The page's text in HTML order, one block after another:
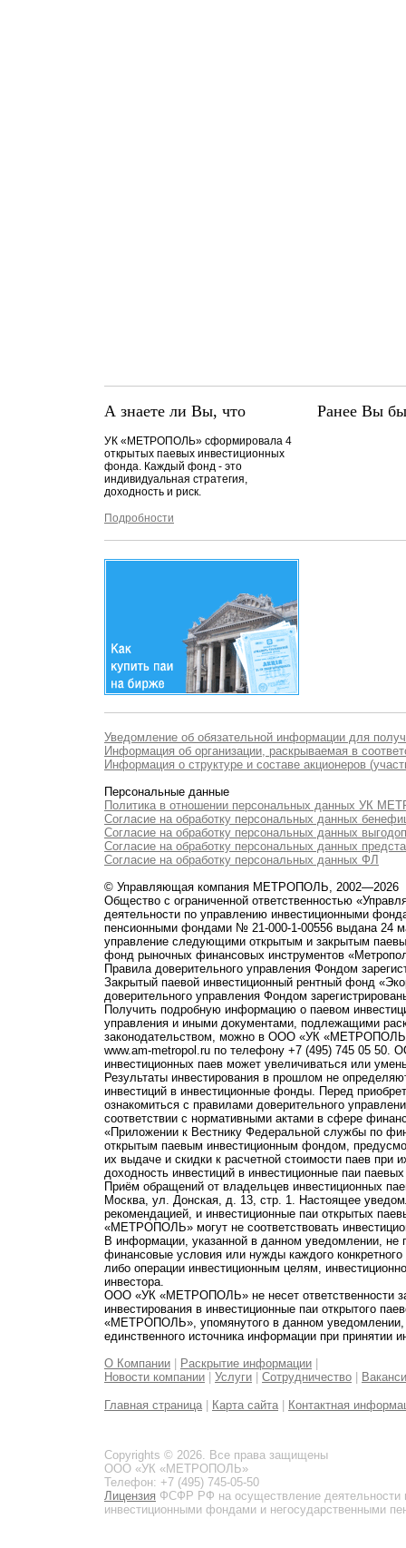
А знаете ли Вы, что
УК «МЕТРОПОЛЬ» сформировала 4
открытых паевых инвестиционных
фонда. Каждый фонд - это
индивидуальная стратегия,
доходность и риск.
Подробности
Ранее Вы
Уведомление об обязательной информации для
Информация об организации, раскрываемая в
Информация о структуре и составе акционеров
Персональные данные
Политика в отношении персональных данных УК
Согласие на обработку персональных данных
Согласие на обработку персональных данных
Согласие на обработку персональных данных
Согласие на обработку персональных данных ФЛ
© Управляющая компания МЕТРОПОЛЬ, 2002—2026
Общество с ограниченной ответственностью
деятельности по управлению инвестиционными
пенсионными фондами № 21-000-1-00556 выдана 24
управление следующими открытым и закрытым
фонд рыночных финансовых инструментов
Правила доверительного управления Фондом
Закрытый паевой инвестиционный рентный фонд
доверительного управления Фондом
Получить подробную информацию о паевом
управления и иными документами, подлежащими
законодательством, можно в ООО «УК
www.am-metropol.ru по телефону +7 (495) 745 05
инвестиционных паев может увеличиваться или
Результаты инвестирования в прошлом не
инвестиций в инвестиционные фонды. Перед
ознакомиться с правилами доверительного
соответствии с нормативными актами в сфере
«Приложении к Вестнику Федеральной службы по
открытым паевым инвестиционным фондом,
их выдаче и скидки к расчетной стоимости паев при
доходность инвестиций в инвестиционные паи
Приём обращений от владельцев инвестиционных
Москва, ул. Донская, д. 13, стр. 1. Настоящее
рекомендацией, и инвестиционные паи открытых
«МЕТРОПОЛЬ» могут не соответствовать
В информации, указанной в данном уведомлении,
финансовые условия или нужды каждого
либо операции инвестиционным целям,
инвестора.
ООО «УК «МЕТРОПОЛЬ» не несет ответственности
инвестирования в инвестиционные паи открытого
«МЕТРОПОЛЬ», упомянутого в данном уведомлении,
единственного источника информации при принятии
О Компании
Раскрытие информации
Новости компании
Услуги Сотрудничество
Главная страница Карта сайта Контактная
Copyrights © 2026. Все права защищены
ООО «УК «МЕТРОПОЛЬ»
Телефон: +7 (495) 745-05-50
Лицензия ФСФР РФ на осуществление
инвестиционными фондами и негосударственными